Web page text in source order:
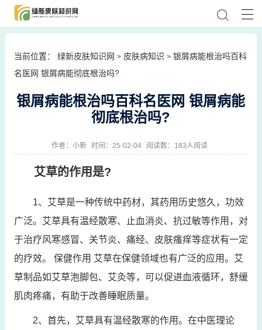
当前位置： 绿新皮肤知识网 > 皮肤病知识 > 银屑病能根治吗百科
名医网 银屑病能彻底根治吗?
银屑病能根治吗百科名医网 银屑病能
彻底根治吗?
作者： 小新 时间：25-02-04 阅读数：183人阅读
艾草的作用是?
1、艾草是一种传统中药材，其药用历史悠久，功效
广泛。艾草具有温经散寒、止血消炎、抗过敏等作用，对
于治疗风寒感冒、关节炎、痛经、皮肤瘙痒等症状有一定
的疗效。 保健作用 艾草在保健领域也有广泛的应用。艾
草制品如艾草泡脚包、艾灸等，可以促进血液循环，舒缓
肌肉疼痛，有助于改善睡眠质量。
2、首先，艾草具有温经散寒的作用。在中医理论